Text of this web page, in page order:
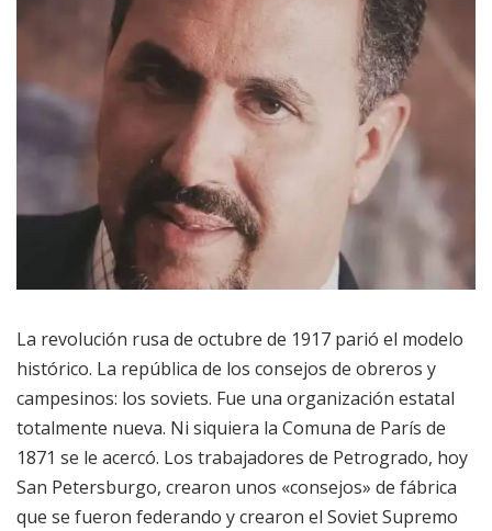
La revolución rusa de octubre de 1917 parió el modelo
histórico. La república de los consejos de obreros y
campesinos: los soviets. Fue una organización estatal
totalmente nueva. Ni siquiera la Comuna de París de
1871 se le acercó. Los trabajadores de Petrogrado, hoy
San Petersburgo, crearon unos «consejos» de fábrica
que se fueron federando y crearon el Soviet Supremo